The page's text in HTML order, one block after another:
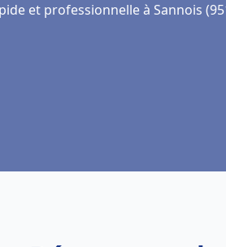
et professionnelle à Sannois